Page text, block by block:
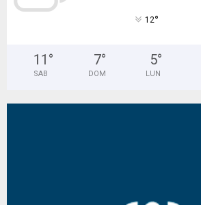
12°
11 °
SAB
7°
DOM
5°
LUN